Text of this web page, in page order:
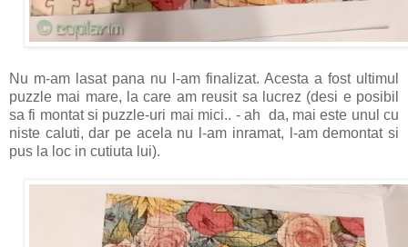
Nu m-am lasat pana nu l-am finalizat. Acesta a fost ultimul
puzzle mai mare, la care am reusit sa lucrez (desi e posibil
sa fi montat si puzzle-uri mai mici.. - ah da, mai este unul cu
niste caluti, dar pe acela nu l-am inramat, l-am demontat si
pus la loc in cutiuta lui).